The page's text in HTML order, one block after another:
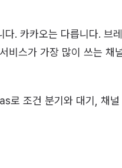
. 카카오는 다릅니다. 브
비스가 가장 많이 쓰는 채
로 조건 분기와 대기, 채